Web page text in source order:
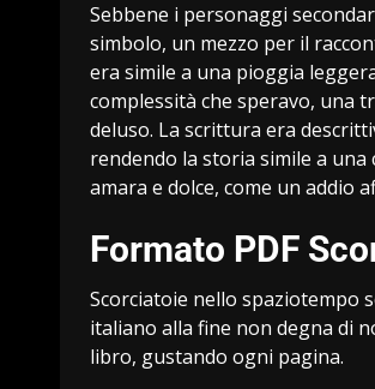
Sebbene i personaggi
simbolo, un mezzo per il
era simile a una pioggia
complessità che speravo, una
deluso. La scrittura era
rendendo la storia simile a una
amara e dolce, come un addio
Formato PDF
Scorciatoie nello spaziotempo
italiano alla fine non degna di
libro, gustando ogni pagina.